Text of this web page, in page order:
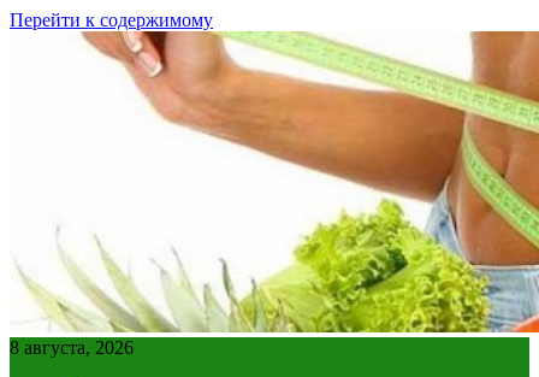
Перейти к содержимому
8 августа, 2026